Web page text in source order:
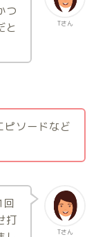
Tさん
つ
と
ピソードなど
Tさん
回
打